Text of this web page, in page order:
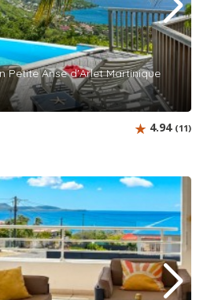
Petite Anse d'Arlet Martinique
4.94 (11)